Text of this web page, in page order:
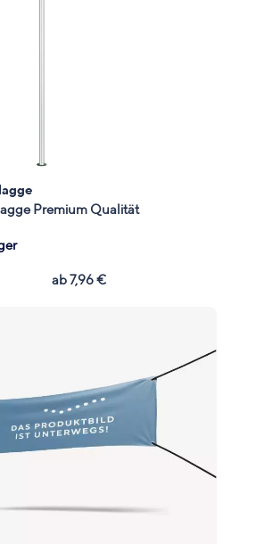
Premium Qualität
ab7,96€